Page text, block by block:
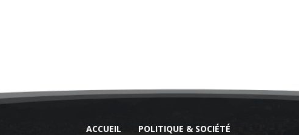
ACCUEIL POLITIQUE & SOCIÉTÉ